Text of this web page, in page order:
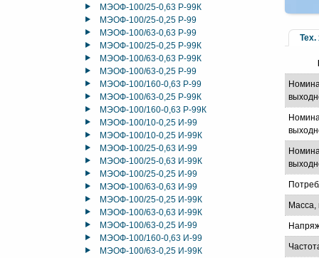
МЭОФ-100/25-0,63 Р-99К
МЭОФ-100/25-0,25 Р-99
МЭОФ-100/63-0,63 Р-99
МЭОФ-100/25-0,25 Р-99К
МЭОФ-100/63-0,63 Р-99К
МЭОФ-100/63-0,25 Р-99
МЭОФ-100/160-0,63 Р-99
МЭОФ-100/63-0,25 Р-99К
МЭОФ-100/160-0,63 Р-99К
МЭОФ-100/10-0,25 И-99
МЭОФ-100/10-0,25 И-99К
МЭОФ-100/25-0,63 И-99
МЭОФ-100/25-0,63 И-99К
МЭОФ-100/25-0,25 И-99
МЭОФ-100/63-0,63 И-99
МЭОФ-100/25-0,25 И-99К
МЭОФ-100/63-0,63 И-99К
МЭОФ-100/63-0,25 И-99
МЭОФ-100/160-0,63 И-99
МЭОФ-100/63-0,25 И-99К
Тех.
Масса,